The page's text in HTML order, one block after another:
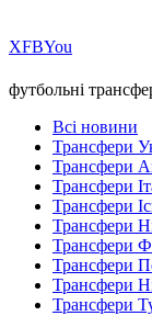
ХFBYou
футбольні
Всі новини
Трансфери
Трансфери
Трансфери
Трансфери
Трансфери
Трансфери
Трансфери
Трансфери
Трансфери